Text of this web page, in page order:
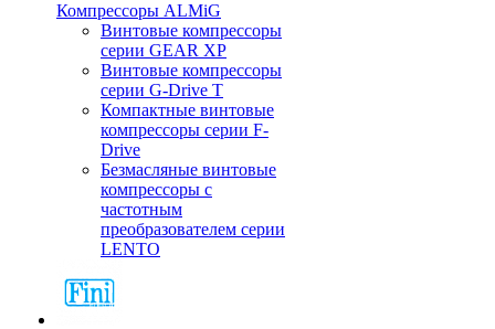
Компрессоры ALMiG
Винтовые компрессоры
серии GEAR XP
Винтовые компрессоры
серии G-Drive T
Компактные винтовые
компрессоры серии F-
Drive
Безмасляные винтовые
компрессоры с
частотным
преобразователем серии
LENTO